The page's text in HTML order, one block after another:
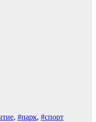
, #парк, #спорт